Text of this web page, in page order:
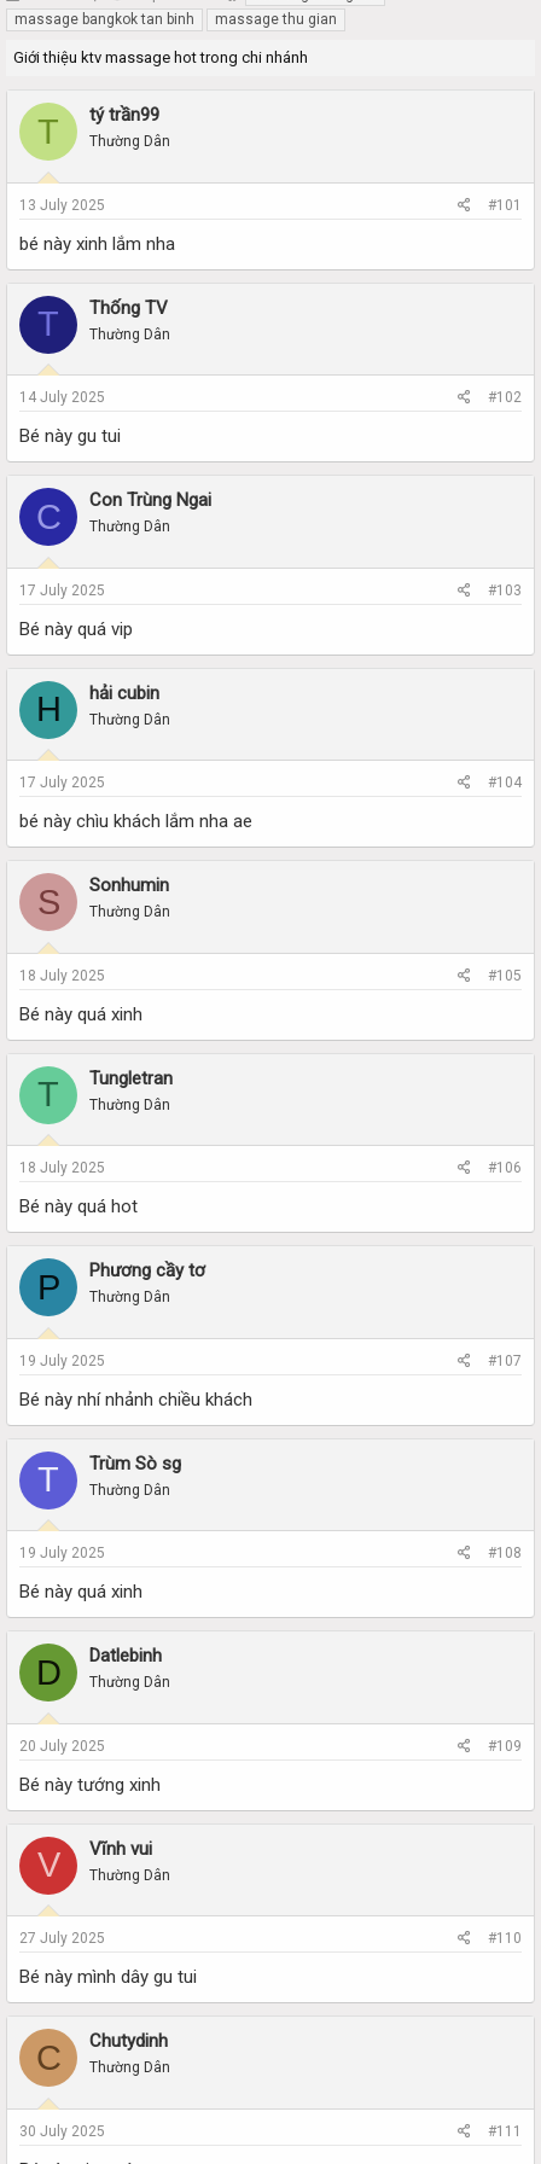
h
r
e
s
t
r
t
r
t
a
r
a
t
massage bangkok tan binh
massage thu gian
Giới thiệu ktv massage hot trong chi nhánh
T tý trần99
Thường Dân
13 July 2025 #101
bé này xinh lắm nha
T Thống TV
Thường Dân
14 July 2025 #102
Bé này gu tui
C Con Trùng Ngai
Thường Dân
17 July 2025 #103
Bé này quá vip
H hải cubin
Thường Dân
17 July 2025 #104
bé này chìu khách lắm nha ae
S Sonhumin
Thường Dân
18 July 2025 #105
Bé này quá xinh
T Tungletran
Thường Dân
18 July 2025 #106
Bé này quá hot
P Phương cầy tơ
Thường Dân
19 July 2025 #107
Bé này nhí nhảnh chiều khách
T Trùm Sò sg
Thường Dân
19 July 2025 #108
Bé này quá xinh
D Datlebinh
Thường Dân
20 July 2025 #109
Bé này tướng xinh
V Vĩnh vui
Thường Dân
27 July 2025 #110
Bé này mình dây gu tui
C Chutydinh
Thường Dân
30 July 2025 #111